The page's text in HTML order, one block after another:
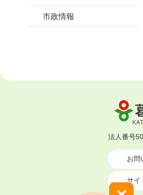
市政情報
葛
城
市
CITY
法人番号
お問
サイ